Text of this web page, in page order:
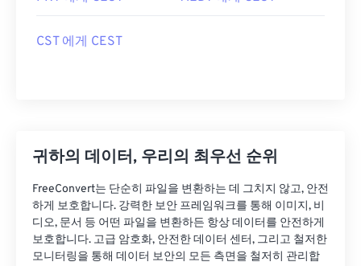
CST 에게 CEST
귀하의 데이터, 우리의 최우선 순위
FreeConvert는 단순히 파일을 변환하는 데 그치지 않고, 안전
하게 보호합니다. 강력한 보안 프레임워크를 통해 이미지, 비
디오, 문서 등 어떤 파일을 변환하든 항상 데이터를 안전하게
보호합니다. 고급 암호화, 안전한 데이터 센터, 그리고 철저한
모니터링을 통해 데이터 보안의 모든 측면을 철저히 관리합